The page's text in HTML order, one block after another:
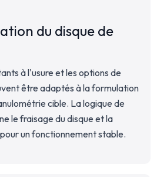
du disque de
à l'usure et les options de
être adaptés à la formulation
cible. La logique de
le fraisage du disque et la
un fonctionnement stable.